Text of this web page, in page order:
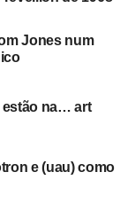
Jones num
estão na… art
e (uau) como